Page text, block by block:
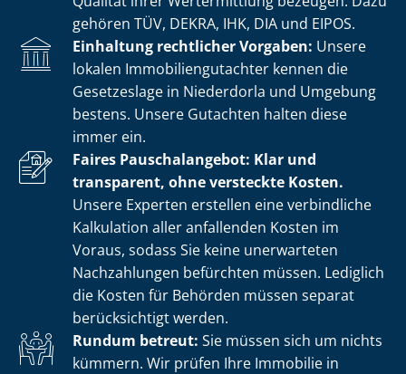
gehören TÜV, DEKRA, IHK, DIA und EIPOS.
Einhaltung rechtlicher Vorgaben: Unsere
lokalen Im­mo­bi­li­en­gut­ach­ter kennen die
Gesetzeslage in Niederdorla und Umgebung
bestens. Unsere Gutachten halten diese
immer ein.
Faires Pauschalangebot: Klar und
transparent, ohne versteckte Kosten.
Unsere Experten erstellen eine verbindliche
Kalkulation aller anfallenden Kosten im
Voraus, sodass Sie keine unerwarteten
Nachzahlungen befürchten müssen. Lediglich
die Kosten für Behörden müssen separat
berücksichtigt werden.
Rundum betreut: Sie müssen sich um nichts
kümmern. Wir prüfen Ihre Immobilie in